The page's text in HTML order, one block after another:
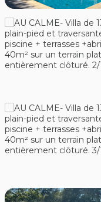
Extranet
Estimation